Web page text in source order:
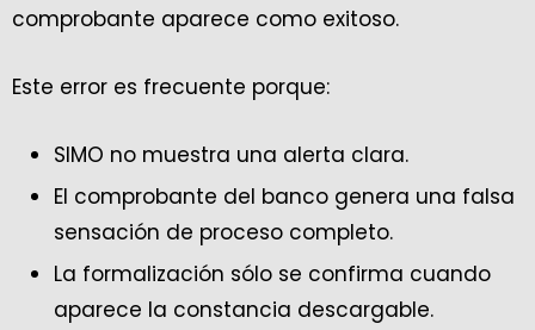
comprobante aparece como exitoso.
Este error es frecuente porque:
SIMO no muestra una alerta clara.
El comprobante del banco genera una falsa
sensación de proceso completo.
La formalización sólo se confirma cuando
aparece la constancia descargable.